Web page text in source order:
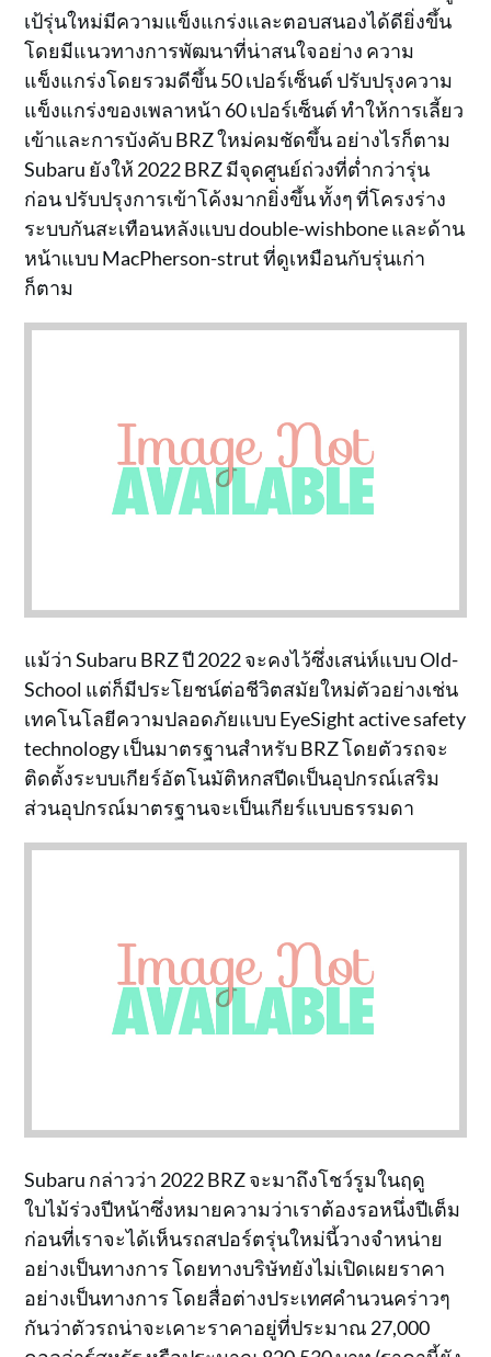
เป้รุ่นใหม่มีความแข็งแกร่งและตอบสนองได้ดียิ่งขึ้น
โดยมีแนวทางการพัฒนาที่น่าสนใจอย่าง ความ
แข็งแกร่งโดยรวมดีขึ้น 50 เปอร์เซ็นต์ ปรับปรุงความ
แข็งแกร่งของเพลาหน้า 60 เปอร์เซ็นต์ ทำให้การเลี้ยว
เข้าและการบังคับ BRZ ใหม่คมชัดขึ้น อย่างไรก็ตาม
Subaru ยังให้ 2022 BRZ มีจุดศูนย์ถ่วงที่ต่ำกว่ารุ่น
ก่อน ปรับปรุงการเข้าโค้งมากยิ่งขึ้น ทั้งๆ ที่โครงร่าง
ระบบกันสะเทือนหลังแบบ double-wishbone และด้าน
หน้าแบบ MacPherson-strut ที่ดูเหมือนกับรุ่นเก่า
ก็ตาม
แม้ว่า Subaru BRZ ปี 2022 จะคงไว้ซึ่งเสน่ห์แบบ Old-
School แต่ก็มีประโยชน์ต่อชีวิตสมัยใหม่ตัวอย่างเช่น
เทคโนโลยีความปลอดภัยแบบ EyeSight active safety
technology เป็นมาตรฐานสำหรับ BRZ โดยตัวรถจะ
ติดตั้งระบบเกียร์อัตโนมัติหกสปีดเป็นอุปกรณ์เสริม
ส่วนอุปกรณ์มาตรฐานจะเป็นเกียร์แบบธรรมดา
Subaru กล่าวว่า 2022 BRZ จะมาถึงโชว์รูมในฤดู
ใบไม้ร่วงปีหน้าซึ่งหมายความว่าเราต้องรอหนึ่งปีเต็ม
ก่อนที่เราจะได้เห็นรถสปอร์ตรุ่นใหม่นี้วางจำหน่าย
อย่างเป็นทางการ โดยทางบริษัทยังไม่เปิดเผยราคา
อย่างเป็นทางการ โดยสื่อต่างประเทศคำนวนคร่าวๆ
กันว่าตัวรถน่าจะเคาะราคาอยู่ที่ประมาณ 27,000